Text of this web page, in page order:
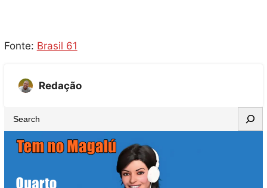
Fonte: Brasil 61
Redação
e